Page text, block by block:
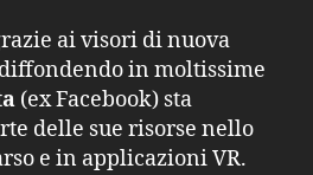
ai visori di nuova
in moltissime
(ex Facebook) sta
delle sue risorse nello
e in applicazioni VR.